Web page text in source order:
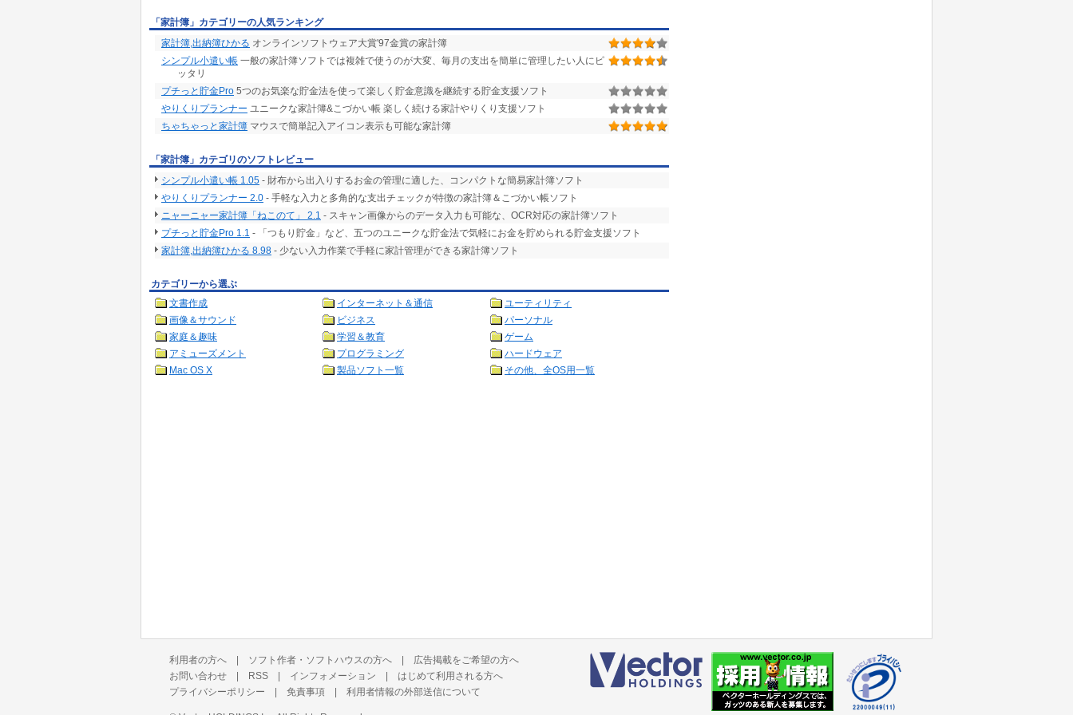
「家計簿」カテゴリーの人気ランキング
家計簿,出納簿ひかる オンラインソフトウェア大賞'97金賞の家計簿
シンプル小遣い帳 一般の家計簿ソフトでは複雑で使うのが大変、毎月の支出を簡単に管理したい人にピ
ッタリ
プチっと貯金Pro 5つのお気楽な貯金法を使って楽しく貯金意識を継続する貯金支援ソフト
やりくりプランナー ユニークな家計簿&こづかい帳 楽しく続ける家計やりくり支援ソフト
ちゃちゃっと家計簿 マウスで簡単記入アイコン表示も可能な家計簿
「家計簿」カテゴリのソフトレビュー
シンプル小遣い帳 1.05 - 財布から出入りするお金の管理に適した、コンパクトな簡易家計簿ソフト
やりくりプランナー 2.0 - 手軽な入力と多角的な支出チェックが特徴の家計簿＆こづかい帳ソフト
ニャーニャー家計簿「ねこのて」 2.1 - スキャン画像からのデータ入力も可能な、OCR対応の家計簿ソフト
プチっと貯金Pro 1.1 - 「つもり貯金」など、五つのユニークな貯金法で気軽にお金を貯められる貯金支援ソフト
家計簿,出納簿ひかる 8.98 - 少ない入力作業で手軽に家計管理ができる家計簿ソフト
カテゴリーから選ぶ
文書作成
インターネット＆通信
ユーティリティ
画像＆サウンド
ビジネス
パーソナル
家庭＆趣味
学習＆教育
ゲーム
アミューズメント
プログラミング
ハードウェア
Mac OS X
製品ソフト一覧 その他、全OS用一覧
利用者の方へ | ソフト作者・ソフトハウスの方へ | 広告掲載をご希望の方へ
お問い合わせ | RSS | インフォメーション | はじめて利用される方へ
プライバシーポリシー | 免責事項 | 利用者情報の外部送信について